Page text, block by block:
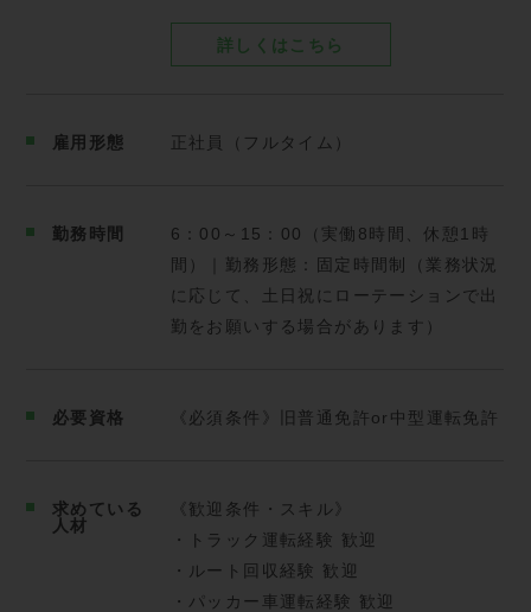
地域に根ざした事業展開をしており、
転居を伴う異動はありません。
そんな方にぴったりの仕事です！
今後も時代に合わせて
働き方改革を進めて参ります。
詳しくはこちら
雇用形態 正社員（フルタイム）
勤務時間
6：00～15：00（実働8時間、休憩1時
間）｜勤務形態：固定時間制（業務状況
に応じて、土日祝にローテーションで出
勤をお願いする場合があります）
必要資格 《必須条件》旧普通免許or中型運転免許
求めている
人材
《歓迎条件・スキル》
・トラック運転経験 歓迎
・ルート回収経験 歓迎
・パッカー車運転経験 歓迎